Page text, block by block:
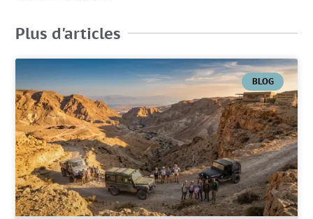
Plus d'articles
BLOG